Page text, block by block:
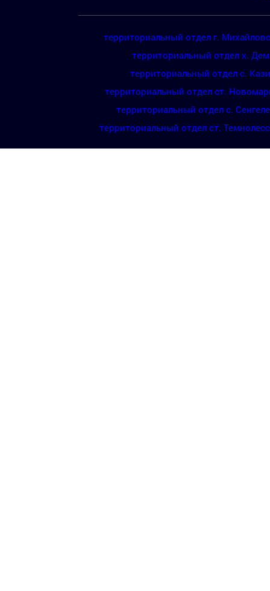
территориальный отдел г.
территориальный отдел х.
территориальный отдел с.
территориальный отдел ст.
территориальный отдел с.
территориальный отдел ст.